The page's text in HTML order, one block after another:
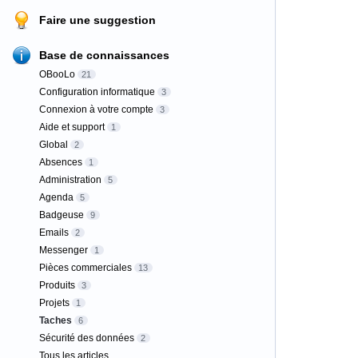
Faire une suggestion
Base de connaissances
OBooLo 21
Configuration informatique 3
Connexion à votre compte 3
Aide et support 1
Global 2
Absences 1
Administration 5
Agenda 5
Badgeuse 9
Emails 2
Messenger 1
Pièces commerciales 13
Produits 3
Projets 1
Taches 6
Sécurité des données 2
Tous les articles